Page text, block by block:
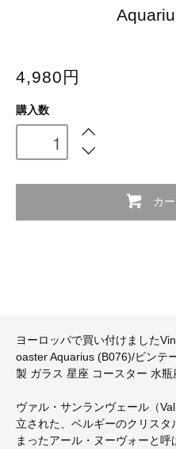
4,980円
購入数
カ
ヨーロッパで買い付けました
oaster Aquarius (B076)/ビンテ
製 ガラス 星座 コースター 水瓶
ヴァル・サンランヴェール（
立された、ベルギーのクリス
まったアール・ヌーヴォーと